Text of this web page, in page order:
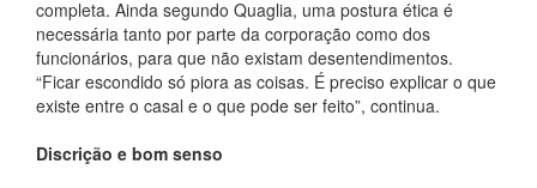
completa. Ainda segundo Quaglia, uma postura ética é
necessária tanto por parte da corporação como dos
funcionários, para que não existam desentendimentos.
“Ficar escondido só piora as coisas. É preciso explicar o que
existe entre o casal e o que pode ser feito”, continua.
Discrição e bom senso